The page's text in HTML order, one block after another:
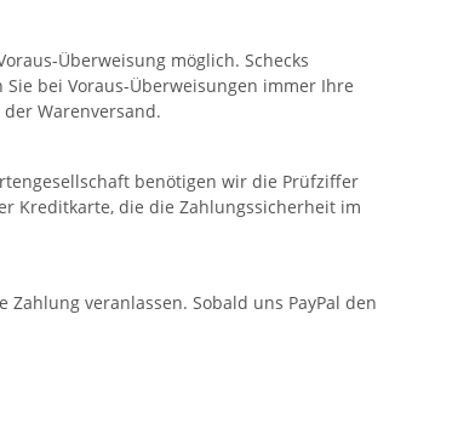
Überweisung möglich. Schecks
bei Voraus-Überweisungen immer Ihre
Warenversand.
benötigen wir die Prüfziffer
Kreditkarte, die die Zahlungssicherheit im
veranlassen. Sobald uns PayPal den